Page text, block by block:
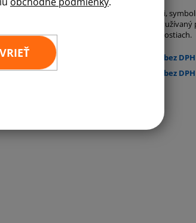
červeného draka na zeleno-bielom poli,
regiónu. Tento výrazný symbol je často
oslavách a ďalších významných príležitostiach.
€20,24 bez DPH
€36,76 bez DPH